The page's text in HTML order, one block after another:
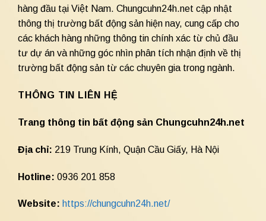
hàng đầu tại Việt Nam. Chungcuhn24h.net cập nhật
thông thị trường bất động sản hiện nay, cung cấp cho
các khách hàng những thông tin chính xác từ chủ đầu
tư dự án và những góc nhìn phân tích nhận định về thị
trường bất động sản từ các chuyên gia trong ngành.
THÔNG TIN LIÊN HỆ
Trang thông tin bất động sản Chungcuhn24h.net
Địa chỉ: 219 Trung Kính, Quận Cầu Giấy, Hà Nội
Hotline: 0936 201 858
Website: https://chungcuhn24h.net/